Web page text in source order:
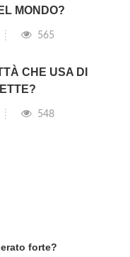
MONDO?
565
CHE USA DI
548
forte?